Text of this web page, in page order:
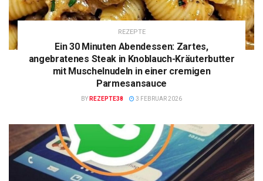
REZEPTE
Ein 30 Minuten Abendessen: Zartes,
angebratenes Steak in Knoblauch-Kräuterbutter
mit Muschelnudeln in einer cremigen
Parmesansauce
BY REZEPTE38 3 FEBRUAR 2026